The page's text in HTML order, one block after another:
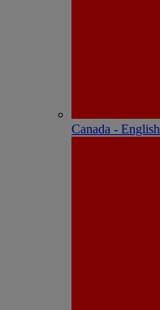
Canada - English